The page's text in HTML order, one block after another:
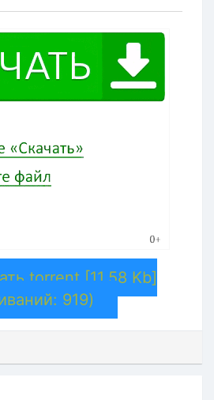
torrent [11.58 Kb]
919)